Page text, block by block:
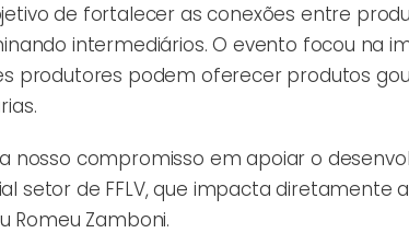
de fortalecer as conexões entre
intermediários. O evento focou na
produtores podem oferecer produtos
nosso compromisso em apoiar o
setor de FFLV, que impacta diretamente
Romeu Zamboni.